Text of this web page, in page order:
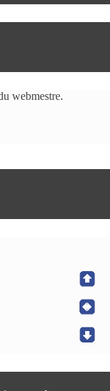
webmestre.